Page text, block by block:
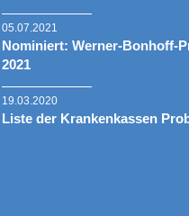
05.07.2021
Nominiert: Werner-Bonhoff-
2021
19.03.2020
Liste der Krankenkassen